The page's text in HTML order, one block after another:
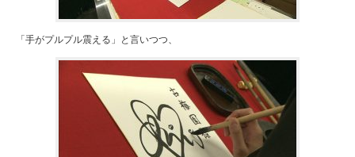
「手がプルプル震える」と言いつつ、